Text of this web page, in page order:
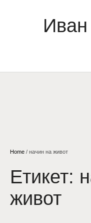
Home / начин на живот
Етикет:
живот